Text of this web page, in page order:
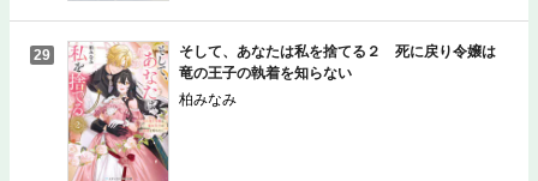
29
そして、あなたは私を捨てる２ 死に戻り令嬢は
竜の王子の執着を知らない
柏みなみ